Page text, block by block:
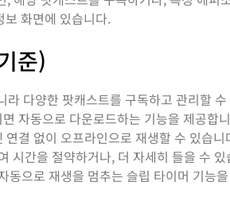
보 화면에 있습니다.
준)
다양한 팟캐스트를 구독하고 관리할
자동으로 다운로드하는 기능을 제공합
결 없이 오프라인으로 재생할 수 있습니
시간을 절약하거나, 더 자세히 들을 수
동으로 재생을 멈추는 슬립 타이머 기능